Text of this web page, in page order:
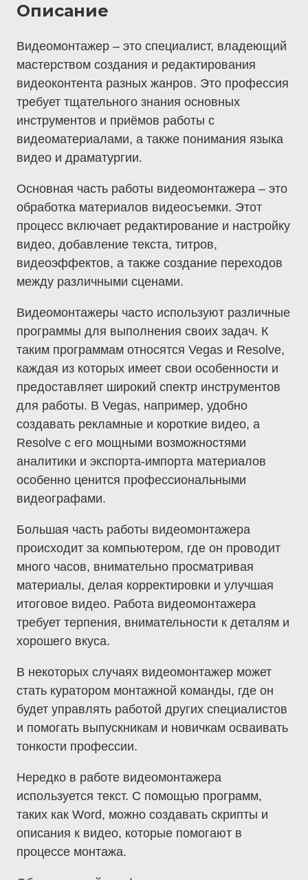
Описание
Видеомонтажер – это специалист, владеющий
мастерством создания и редактирования
видеоконтента разных жанров. Это профессия
требует тщательного знания основных
инструментов и приёмов работы с
видеоматериалами, а также понимания языка
видео и драматургии.
Основная часть работы видеомонтажера – это
обработка материалов видеосъемки. Этот
процесс включает редактирование и настройку
видео, добавление текста, титров,
видеоэффектов, а также создание переходов
между различными сценами.
Видеомонтажеры часто используют различные
программы для выполнения своих задач. К
таким программам относятся Vegas и Resolve,
каждая из которых имеет свои особенности и
предоставляет широкий спектр инструментов
для работы. В Vegas, например, удобно
создавать рекламные и короткие видео, а
Resolve с его мощными возможностями
аналитики и экспорта-импорта материалов
особенно ценится профессиональными
видеографами.
Большая часть работы видеомонтажера
происходит за компьютером, где он проводит
много часов, внимательно просматривая
материалы, делая корректировки и улучшая
итоговое видео. Работа видеомонтажера
требует терпения, внимательности к деталям и
хорошего вкуса.
В некоторых случаях видеомонтажер может
стать куратором монтажной команды, где он
будет управлять работой других специалистов
и помогать выпускникам и новичкам осваивать
тонкости профессии.
Нередко в работе видеомонтажера
используется текст. С помощью программ,
таких как Word, можно создавать скрипты и
описания к видео, которые помогают в
процессе монтажа.